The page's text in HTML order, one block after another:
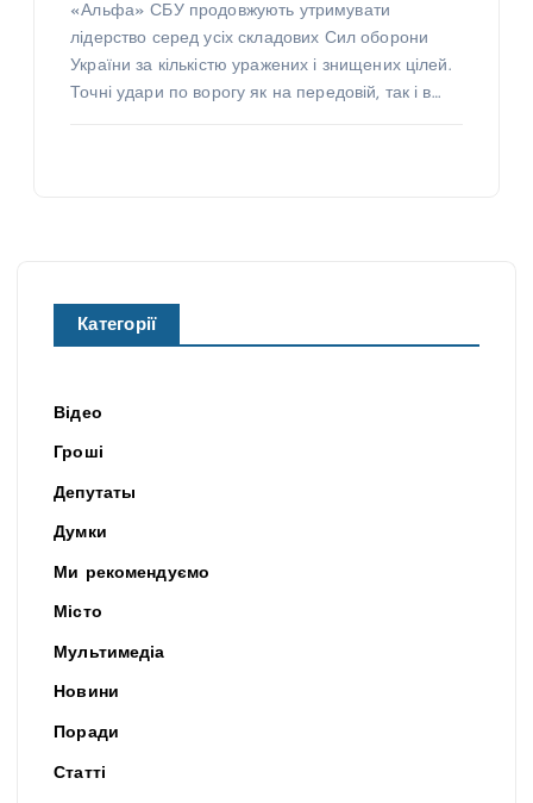
«Альфа» СБУ продовжують утримувати
лідерство серед усіх складових Сил оборони
України за кількістю уражених і знищених цілей.
Точні удари по ворогу як на передовій, так і в…
Категорії
Відео
Гроші
Депутаты
Думки
Ми рекомендуємо
Місто
Мультимедіа
Новини
Поради
Статті